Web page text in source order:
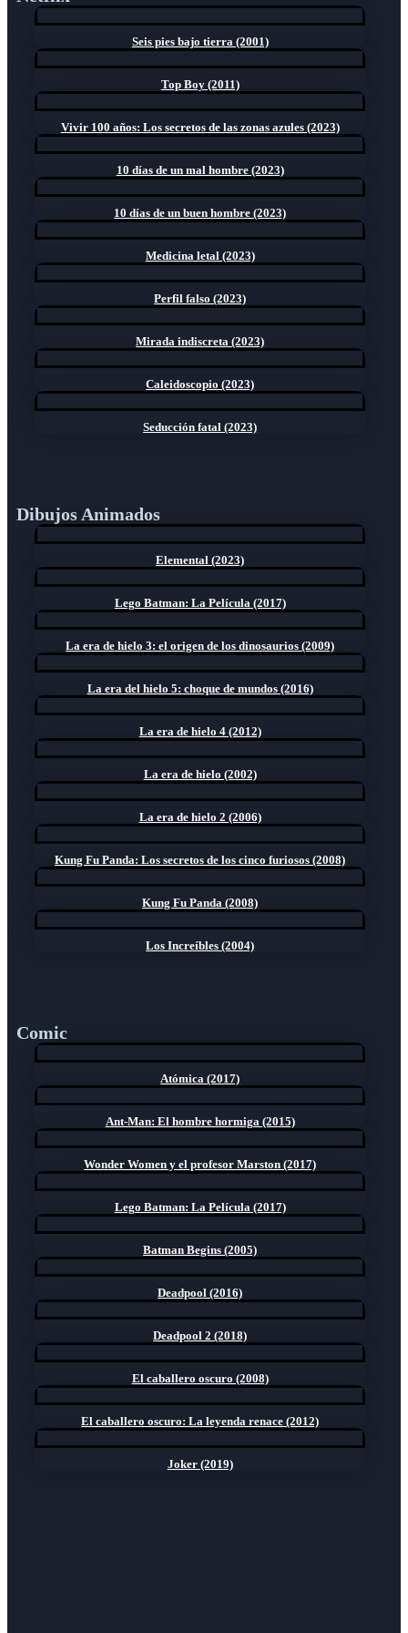
Seis pies bajo tierra (2001)
Top Boy (2011)
Vivir 100 años: Los secretos de las zonas azules (2023)
10 días de un mal hombre (2023)
10 días de un buen hombre (2023)
Medicina letal (2023)
Perfil falso (2023)
Mirada indiscreta (2023)
Caleidoscopio (2023)
Seducción fatal (2023)
Dibujos Animados
Elemental (2023)
Lego Batman: La Película (2017)
La era de hielo 3: el origen de los dinosaurios (2009)
La era del hielo 5: choque de mundos (2016)
La era de hielo 4 (2012)
La era de hielo (2002)
La era de hielo 2 (2006)
Kung Fu Panda: Los secretos de los cinco furiosos (2008)
Kung Fu Panda (2008)
Los Increíbles (2004)
Comic
Atómica (2017)
Ant-Man: El hombre hormiga (2015)
Wonder Women y el profesor Marston (2017)
Lego Batman: La Película (2017)
Batman Begins (2005)
Deadpool (2016)
Deadpool 2 (2018)
El caballero oscuro (2008)
El caballero oscuro: La leyenda renace (2012)
Joker (2019)